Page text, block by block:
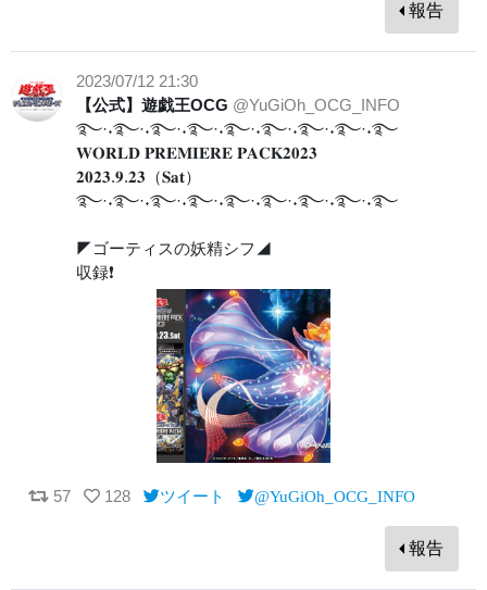
報告
2023/07/12 21:30
【公式】遊戯王OCG @YuGiOh_OCG_INFO
࿐·˖࿐·˖࿐·˖࿐·˖࿐·˖࿐·˖࿐·˖࿐·˖࿐
𝐖𝐎𝐑𝐋𝐃 𝐏𝐑𝐄𝐌𝐈𝐄𝐑𝐄 𝐏𝐀𝐂𝐊𝟐𝟎𝟐𝟑
𝟐𝟎𝟐𝟑.𝟗.𝟐𝟑（𝐒𝐚𝐭）
࿐·˖࿐·˖࿐·˖࿐·˖࿐·˖࿐·˖࿐·˖࿐·˖࿐
◤ゴーティスの妖精シフ◢
収録❗️
57 128 ツイート @YuGiOh_OCG_INFO
報告